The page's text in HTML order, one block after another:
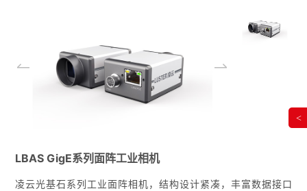
LBAS GigE系列面阵工业相机
凌云光基石系列工业面阵相机，结构设计紧凑，丰富数据接口
<